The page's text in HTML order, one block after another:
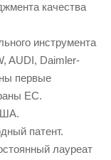
качества
инструмента
AUDI, Daimler-
первые
ЕС.
патент.
лауреат